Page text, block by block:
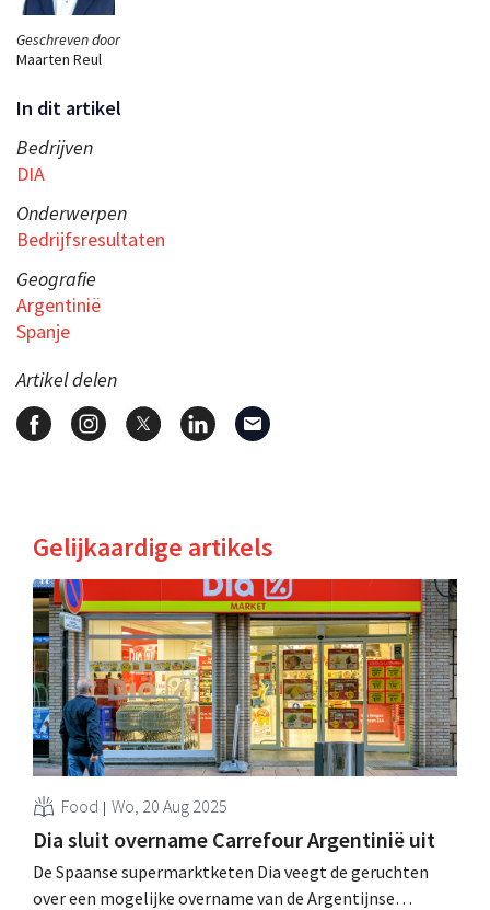
Geschreven door
Maarten Reul
In dit artikel
Bedrijven
DIA
Onderwerpen
Bedrijfsresultaten
Geografie
Argentinië
Spanje
Artikel delen
Gelijkaardige artikels
Food Wo, 20 Aug 2025
Dia sluit overname Carrefour Argentinië uit
De Spaanse supermarktketen Dia veegt de geruchten
over een mogelijke overname van de Argentijnse